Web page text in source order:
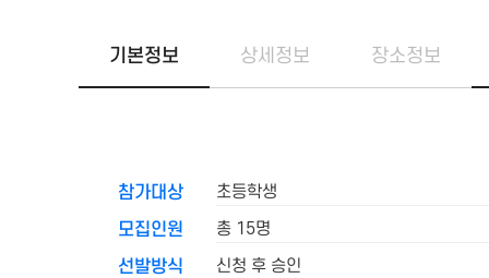
기본정보 상세정보 장소정보
참가대상
초등학생
모집인원
총 15명
선발방식
신청 후 승인